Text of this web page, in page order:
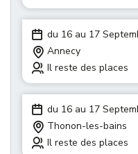
du 16 au 17
Annecy
Il reste des places
du 16 au 17
Thonon-les-bains
Il reste des places